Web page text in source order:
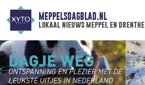
MEPPELSDAGBLAD.NL
lokaal nieuws meppel en drenthe